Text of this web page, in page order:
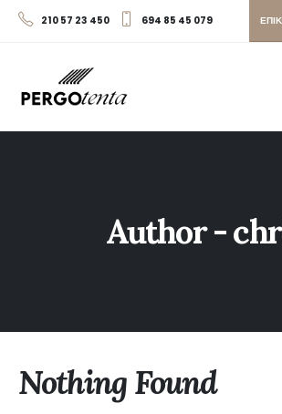
210 57 23 450 694 85 45 079
Author -
Nothing Found